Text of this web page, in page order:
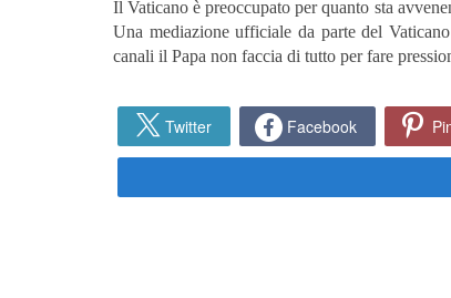
Il Vaticano è preoccupato per quanto sta
Una mediazione ufficiale da parte del
canali il Papa non faccia di tutto per fare
Twitter Facebook